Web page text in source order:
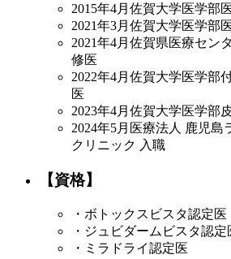
2015年4月 佐賀大学医学部
2021年3月 佐賀大学医学部
2021年4月 佐賀県医療セン
修医
2022年4月 佐賀大学医学部
医
2023年4月 佐賀大学医学部
2024年5月 医療法人 鹿児島
クリニック 入職
【資格】
・ボトックスビスタ認定医
・ジュビダームビスタ認定
・ミラドライ認定医